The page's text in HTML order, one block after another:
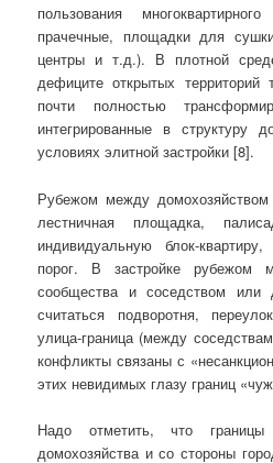
пользования
прачечные, площадки для
центры и т.д.). В плотной
дефиците открытых
почти полностью
интегрированные в структуру
условиях элитной застройки [8].
Рубежом между
лестничная площадка,
индивидуальную блок-
порог. В застройке рубежом
сообщества и соседством или
считаться подворотня,
улица-граница (между
конфликты связаны с
этих невидимых глазу границ
Надо отметить, что
домохозяйства и со стороны